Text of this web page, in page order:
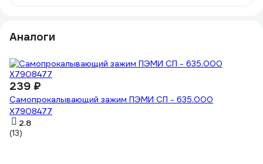
Аналоги
239 ₽
Самопрокалывающий зажим ПЭМИ СП - 635.000
X7908477
2.8
(13)